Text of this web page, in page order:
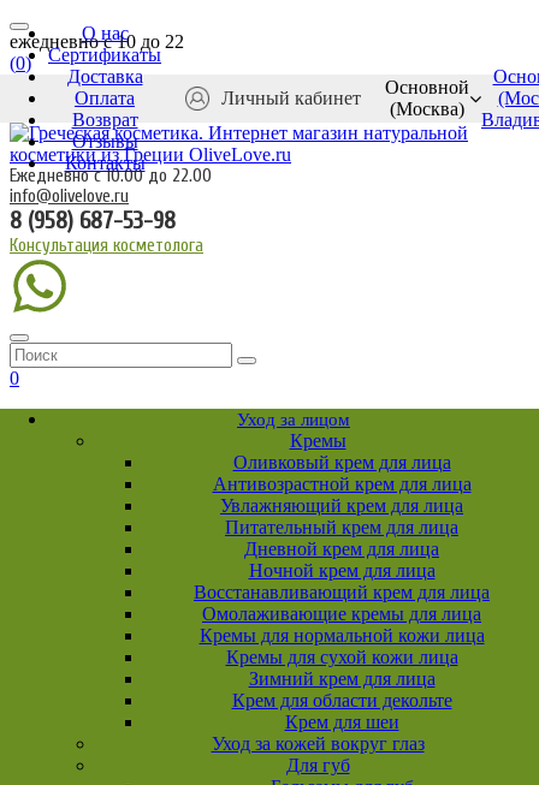
ежедневно c 10 до 22
(0)
О нас
Сертификаты
Доставка
Оплата
Возврат
Отзывы
Контакты
Личный кабинет
Основной
(Москва)
Ежедневно с 10.00 до 22.00
info@olivelove.ru
8 (958) 687-53-98
Консультация косметолога
0
Уход за лицом
Кремы
Оливковый крем для лица
Антивозрастной крем для лица
Увлажняющий крем для лица
Питательный крем для лица
Дневной крем для лица
Ночной крем для лица
Восстанавливающий крем для лица
Омолаживающие кремы для лица
Кремы для нормальной кожи лица
Кремы для сухой кожи лица
Зимний крем для лица
Крем для области декольте
Крем для шеи
Уход за кожей вокруг глаз
Для губ